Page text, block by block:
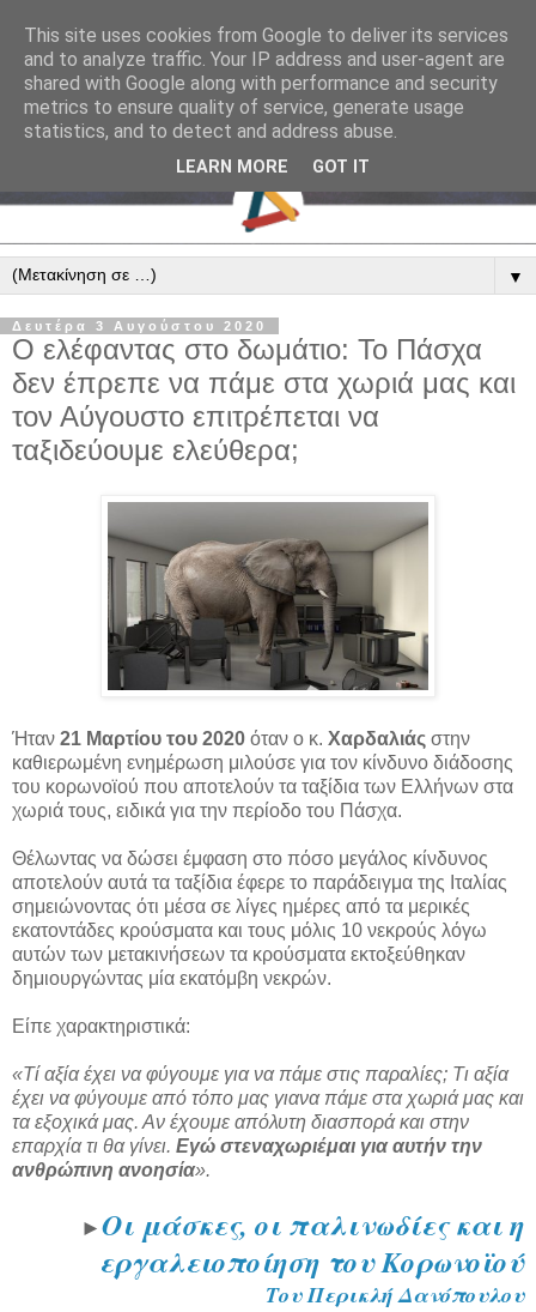
▼
Δευτέρα 3 Αυγούστου 2020
Ο ελέφαντας στο δωμάτιο: Το Πάσχα
δεν έπρεπε να πάμε στα χωριά μας και
τον Αύγουστο επιτρέπεται να
ταξιδεύουμε ελεύθερα;
Ήταν 21 Μαρτίου του 2020 όταν ο κ. Χαρδαλιάς στην
καθιερωμένη ενημέρωση μιλούσε για τον κίνδυνο διάδοσης
του κορωνοϊού που αποτελούν τα ταξίδια των Ελλήνων στα
χωριά τους, ειδικά για την περίοδο του Πάσχα.
Θέλωντας να δώσει έμφαση στο πόσο μεγάλος κίνδυνος
αποτελούν αυτά τα ταξίδια έφερε το παράδειγμα της Ιταλίας
σημειώνοντας ότι μέσα σε λίγες ημέρες από τα μερικές
εκατοντάδες κρούσματα και τους μόλις 10 νεκρούς λόγω
αυτών των μετακινήσεων τα κρούσματα εκτοξεύθηκαν
δημιουργώντας μία εκατόμβη νεκρών.
Είπε χαρακτηριστικά:
«Τί αξία έχει να φύγουμε για να πάμε στις παραλίες; Τι αξία
έχει να φύγουμε από τόπο μας γιανα πάμε στα χωριά μας και
τα εξοχικά μας. Αν έχουμε απόλυτη διασπορά και στην
επαρχία τι θα γίνει. Εγώ στεναχωριέμαι για αυτήν την
ανθρώπινη ανοησία».
►Οι μάσκες, οι παλινωδίες και η
εργαλειοποίηση του Κορωνοϊού
Του Περικλή Δανόπουλου
This site uses cookies from Google to deliver its services
and to analyze traffic. Your IP address and user-agent are
shared with Google along with performance and security
metrics to ensure quality of service, generate usage
statistics, and to detect and address abuse.
LEARN MORE GOT IT